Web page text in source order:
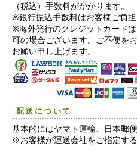
（税込）手数料がかかります。
※銀行振込手数料はお客様ご負担
※海外発行のクレジットカード
可の場合ございます。ご不便を
お願い申し上げます。
配送について
基本的にはヤマト運輸、日本郵
※お客様が運送会社をご指定す